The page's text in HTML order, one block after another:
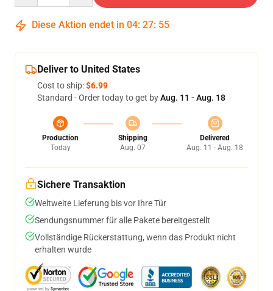
Diese Aktion endet in 04: 27: 54
Deliver to United States
Cost to ship:$6.99
Standard - Order today to get byAug. 11 - Aug. 18
Production
Today
Shipping
Aug. 07
Delivered
Aug. 11 - Aug. 18
Sichere Transaktion
Weltweite Lieferung bis vor Ihre Tür
Sendungsnummer für alle Pakete bereitgestellt
Vollständige Rückerstattung, wenn das Produkt nicht
erhalten wurde